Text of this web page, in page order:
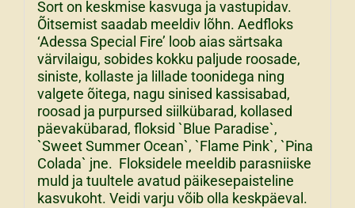
Sort on keskmise kasvuga ja vastupidav.
Õitsemist saadab meeldiv lõhn. Aedfloks
‘Adessa Special Fire’ loob aias särtsaka
värvilaigu, sobides kokku paljude roosade,
siniste, kollaste ja lillade toonidega ning
valgete õitega, nagu sinised kassisabad,
roosad ja purpursed siilkübarad, kollased
päevakübarad, floksid `Blue Paradise`,
`Sweet Summer Ocean`, `Flame Pink`, `Pina
Colada` jne. Floksidele meeldib parasniiske
muld ja tuultele avatud päikesepaisteline
kasvukoht. Veidi varju võib olla keskpäeval.